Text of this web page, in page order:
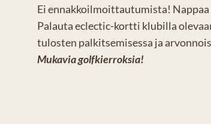
Ei ennakkoilmoittautumista!
Palauta eclectic-kortti klubilla
tulosten palkitsemisessa ja
Mukavia golfkierroksia!